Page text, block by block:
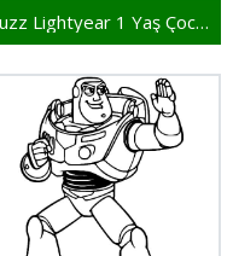
Buzz Lightyear 1 Yaş Çocuklar İçin